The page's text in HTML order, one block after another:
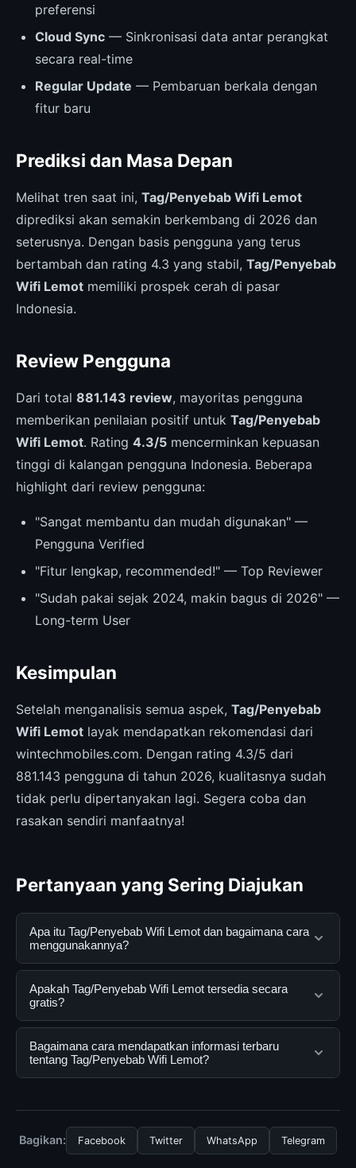
preferensi
Cloud Sync — Sinkronisasi data antar perangkat
secara real-time
Regular Update — Pembaruan berkala dengan
fitur baru
Prediksi dan Masa Depan
Melihat tren saat ini, Tag/Penyebab Wifi Lemot
diprediksi akan semakin berkembang di 2026 dan
seterusnya. Dengan basis pengguna yang terus
bertambah dan rating 4.3 yang stabil, Tag/Penyebab
Wifi Lemot memiliki prospek cerah di pasar
Indonesia.
Review Pengguna
Dari total 881.143 review, mayoritas pengguna
memberikan penilaian positif untuk Tag/Penyebab
Wifi Lemot. Rating 4.3/5 mencerminkan kepuasan
tinggi di kalangan pengguna Indonesia. Beberapa
highlight dari review pengguna:
"Sangat membantu dan mudah digunakan" —
Pengguna Verified
"Fitur lengkap, recommended!" — Top Reviewer
"Sudah pakai sejak 2024, makin bagus di 2026" —
Long-term User
Kesimpulan
Setelah menganalisis semua aspek, Tag/Penyebab
Wifi Lemot layak mendapatkan rekomendasi dari
wintechmobiles.com. Dengan rating 4.3/5 dari
881.143 pengguna di tahun 2026, kualitasnya sudah
tidak perlu dipertanyakan lagi. Segera coba dan
rasakan sendiri manfaatnya!
Pertanyaan yang Sering Diajukan
Apa itu Tag/Penyebab Wifi Lemot dan bagaimana cara
menggunakannya?
Tag/Penyebab Wifi Lemot adalah layanan digital yang
dirancang untuk membantu pengguna mendapatkan
informasi lengkap dan terpercaya. Anda dapat
menggunakannya dengan mengunjungi situs resmi dan
mengikuti panduan yang tersedia.
Apakah Tag/Penyebab Wifi Lemot tersedia secara
gratis?
Ya, Tag/Penyebab Wifi Lemot dapat diakses secara
gratis oleh semua pengguna. Tidak ada biaya
tersembunyi atau langganan yang diperlukan untuk
Bagaimana cara mendapatkan informasi terbaru
tentang Tag/Penyebab Wifi Lemot?
halaman resmi kami secara berkala. Kami selalu
memperbarui konten dengan informasi terkini dan
Bagikan: Facebook Twitter WhatsApp Telegram